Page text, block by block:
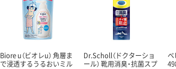
Biore u（ビオレu） 角層ま
で浸透するうるおいミル
Dr.Scholl（ドクターショ
ール） 靴用消臭・抗菌スプ
ベ